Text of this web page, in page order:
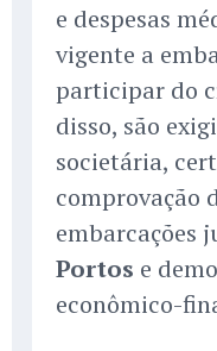
e despesas
vigente a
participar do
disso, são
societária,
comprovação
embarcações
Portos e
econômico-